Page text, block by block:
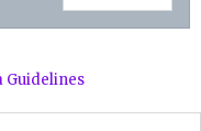
Guidelines